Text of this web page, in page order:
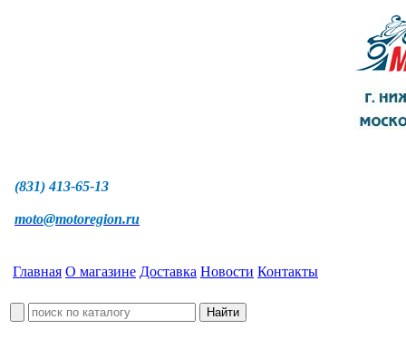
(831) 413-65-13
moto@motoregion.ru
Главная О магазине Доставка Новости Контакты